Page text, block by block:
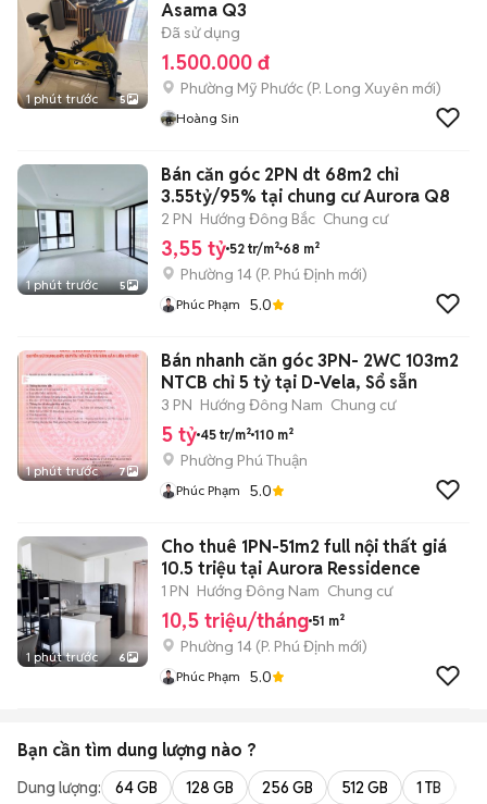
1 phút trước 5
Asama Q3
Đã sử dụng
1.500.000 đ
Phường Mỹ Phước (P. Long Xuyên mới)
Hoàng Sin
1 phút trước 5
Bán căn góc 2PN dt 68m2 chỉ
3.55tỷ/95% tại chung cư Aurora Q8
2 PN Hướng Đông Bắc Chung cư
3,55 tỷ 52 tr/m² 68 m²
Phường 14 (P. Phú Định mới)
Phúc Phạm 5.0
1 phút trước 7
Bán nhanh căn góc 3PN- 2WC 103m2
NTCB chỉ 5 tỷ tại D-Vela, Sổ sẵn
3 PN Hướng Đông Nam Chung cư
5 tỷ 45 tr/m² 110 m²
Phường Phú Thuận
Phúc Phạm 5.0
1 phút trước 6
Cho thuê 1PN-51m2 full nội thất giá
10.5 triệu tại Aurora Ressidence
1 PN Hướng Đông Nam Chung cư
10,5 triệu/tháng 51 m²
Phường 14 (P. Phú Định mới)
Phúc Phạm 5.0
Bạn cần tìm dung lượng nào ?
Dung lượng: 64 GB 128 GB 256 GB 512 GB 1 TB